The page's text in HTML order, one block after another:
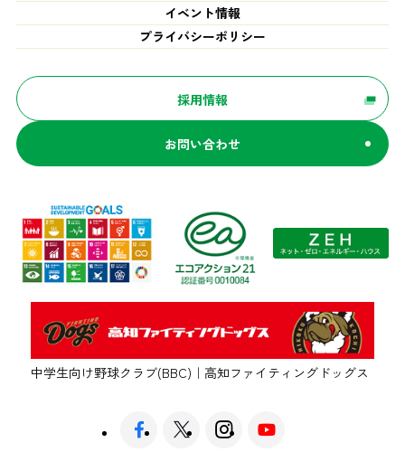
イベント情報
プライバシーポリシー
採用情報
お問い合わせ
中学生向け野球クラブ(BBC)｜高知ファイティングドッグス